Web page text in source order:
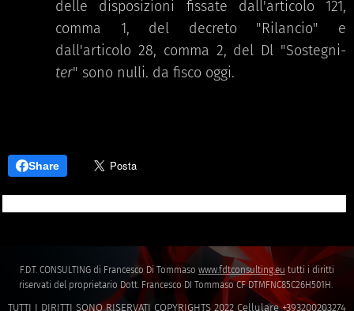
delle disposizioni fissate dall'articolo 121,
comma 1, del decreto "Rilancio" e
dall'articolo 28, comma 2, del Dl "Sostegni-
ter" sono nulli. da fisco oggi.
Share
F.D.T. CONSULTING di Francesco Di Tommaso www.fdtconsulting.eu tutti i diritti
riservati del proprietario Dott. Francesco DI Tommaso CF DTMFNC85C26H501H.
TUTTI I DIRITTI SONO RISERVATI COPYRIGHTS 2022 Cellulare +393200203274